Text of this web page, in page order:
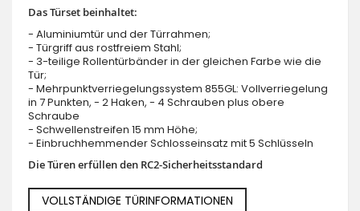
Das Türset beinhaltet:
- Aluminiumtür und der Türrahmen;
- Türgriff aus rostfreiem Stahl;
- 3-teilige Rollentürbänder in der gleichen Farbe wie die
Tür;
- Mehrpunktverriegelungssystem 855GL: Vollverriegelung
in 7 Punkten, - 2 Haken, - 4 Schrauben plus obere
Schraube
- Schwellenstreifen 15 mm Höhe;
- Einbruchhemmender Schlosseinsatz mit 5 Schlüsseln
Die Türen erfüllen den RC2-Sicherheitsstandard
VOLLSTÄNDIGE TÜRINFORMATIONEN